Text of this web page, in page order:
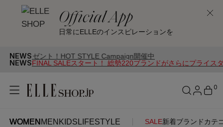
Official App
日常にELLEのインスピレーションを
NEWS
ト！HOT STYLE Campaign開催中
NEWSFINAL SALEスタート！ 総勢220ブランドがさらにプライス
WOMEN MEN KIDS LIFESTYLE SALE新着ブランド カテ
0
WOMENMENKIDSLIFESTYLE